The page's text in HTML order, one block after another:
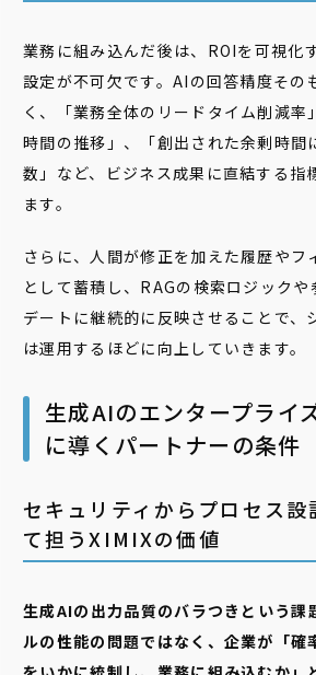
業務に組み込んだ後は、ROIを可視化
設定が不可欠です。AIの回答精度その
く、「業務全体のリードタイム削減率
時間の推移」、「創出された余剰時間
数」など、ビジネス成果に直結する指
ます。
さらに、人間が修正を加えた履歴やフ
として蓄積し、RAGの検索ロジック
デートに継続的に反映させることで、
は運用するほどに向上していきます。
生成AIのエンタープライ
に導くパートナーの条件
セキュリティからプロセス設
て担うXIMIXの価値
生成AIの出力品質のバラつきという課
ルの性能の問題ではなく、企業が「確